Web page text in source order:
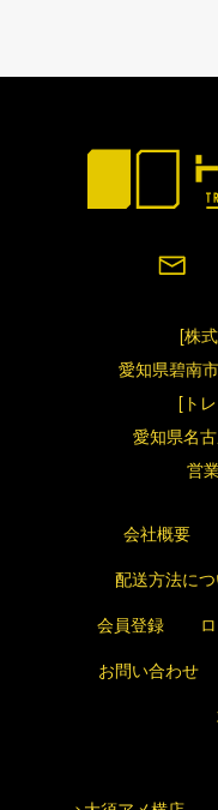
[株
愛知県碧南
[ト
愛知県名
営
会社概要
配送方法に
会員登録
お問い合わせ